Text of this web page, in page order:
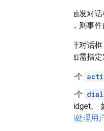
当用户触发对
框请求，则事
如需打开对话
象）。如需指
一个
一个
widget
和处理用